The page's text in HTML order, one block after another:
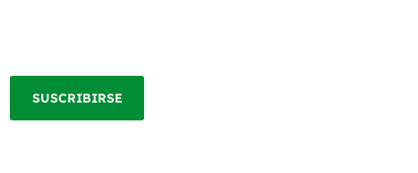
SUSCRIBIRSE